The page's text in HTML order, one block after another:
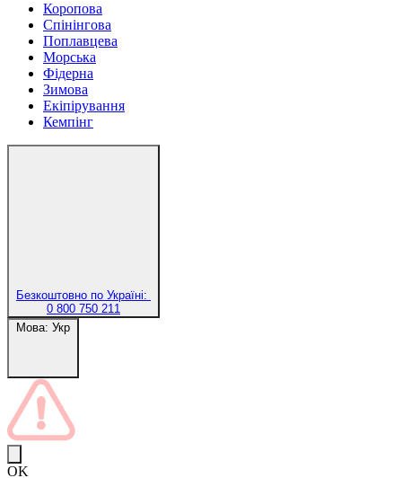
Коропова
Спінінгова
Поплавцева
Морська
Фідерна
Зимова
Екіпірування
Кемпінг
Безкоштовно по Україні:
0 800 750 211
Мова: Укр
OK